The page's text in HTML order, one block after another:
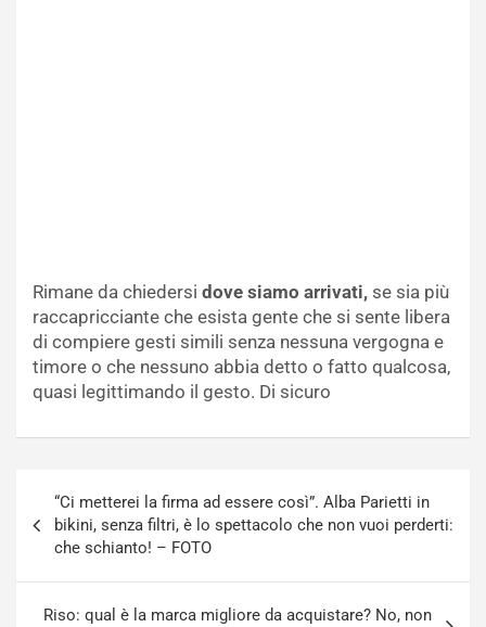
Rimane da chiedersi dove siamo arrivati, se sia più
raccapricciante che esista gente che si sente libera
di compiere gesti simili senza nessuna vergogna e
timore o che nessuno abbia detto o fatto qualcosa,
quasi legittimando il gesto. Di sicuro
articoli
“Ci metterei la firma ad essere così”. Alba Parietti in
bikini, senza filtri, è lo spettacolo che non vuoi perderti:
che schianto! – FOTO
Riso: qual è la marca migliore da acquistare? No, non